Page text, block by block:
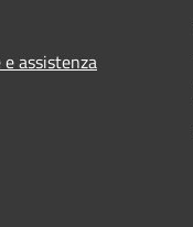
assistenza